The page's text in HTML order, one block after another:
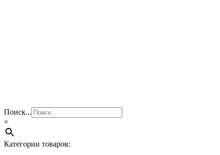
Поиск...
×
Категории товаров: